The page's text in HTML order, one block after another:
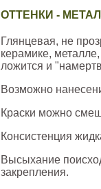
ОТТЕНКИ -
Глянцевая, не
керамике,
ложится и
Возможно
Краски можно
Консистенция
Высыхание
закрепления.